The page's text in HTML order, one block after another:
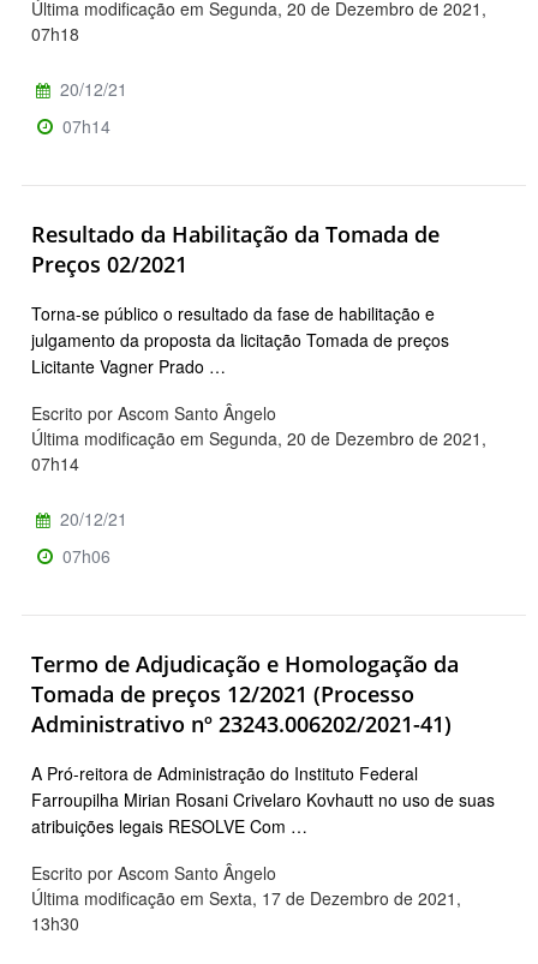
Última modificação em Segunda, 20 de Dezembro de 2021,
07h18
20/12/21
07h14
Resultado da Habilitação da Tomada de
Preços 02/2021
Torna-se público o resultado da fase de habilitação e
julgamento da proposta da licitação Tomada de preços
Licitante Vagner Prado …
Escrito por Ascom Santo Ângelo
Última modificação em Segunda, 20 de Dezembro de 2021,
07h14
20/12/21
07h06
Termo de Adjudicação e Homologação da
Tomada de preços 12/2021 (Processo
Administrativo nº 23243.006202/2021-41)
A Pró-reitora de Administração do Instituto Federal
Farroupilha Mirian Rosani Crivelaro Kovhautt no uso de suas
atribuições legais RESOLVE Com …
Escrito por Ascom Santo Ângelo
Última modificação em Sexta, 17 de Dezembro de 2021,
13h30